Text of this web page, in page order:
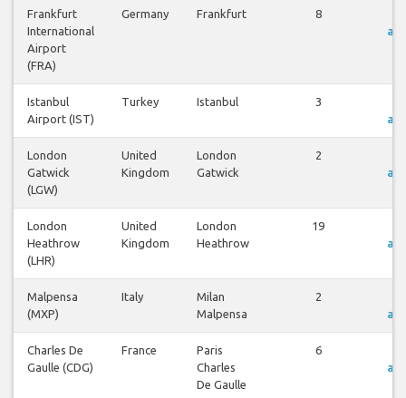
Frankfurt
International
Airport
(FRA)
Germany Frankfurt 8
Istanbul
Airport (IST)
Turkey Istanbul 3
London
Gatwick
(LGW)
United
Kingdom
London
Gatwick
2
London
Heathrow
(LHR)
United
Kingdom
London
Heathrow
19
Malpensa
(MXP)
Italy
Milan
Malpensa
2
Charles De
Gaulle (CDG)
France
Paris
Charles
De Gaulle
6